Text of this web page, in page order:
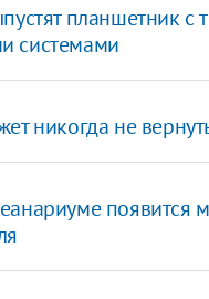
планшетник с
системами
никогда не
появится